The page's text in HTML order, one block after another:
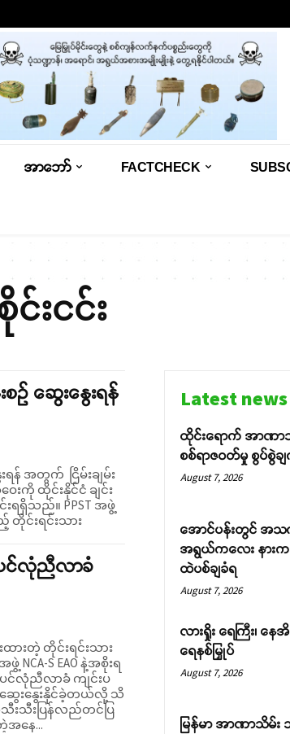
အာဘော် FACTCHECK
းငင်း
စဉ် ဆွေးနွေးရန်
ရန် အတွက် ငြိမ်းချမ်း
းကို ထိုင်းနိုင်ငံ ချင်း
PPST အဖွဲ့
င်းရင်းသား
ပင်လုံညီလာခံ
းတဲ့ တိုင်းရင်းသား
S EAO နဲ့အစိုးရ
င်လုံညီလာခံ ကျင်းပ
ဆွေးနွေးနိုင်ခဲ့တယ်လို့ သိ
သီးပြန်လည်တင်ပြ
အနေ...
Latest news
ထိုင်းရောက် အာဏာ
စစ်ရာဇဝတ်မှု စွပ်စွဲချ
August 7, 2026
အောင်ပန်းတွင် အသ
အရွယ်ကလေး နားက
ထဲပစ်ချခံရ
August 7, 2026
လားရှိုး ရေကြီး၊ နေ
ရေနစ်မြှုပ်
August 7, 2026
မြန်မာ အာဏာသိမ်း